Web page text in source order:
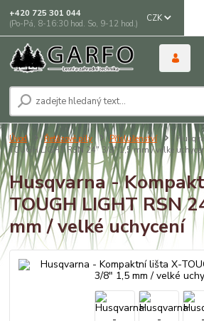
CZK
+420 725 301 044
(Po-Pá, 8-16:30 hod. So, 9-12 hod.)
Úvod Řetězové pily Příslušenství
TOUGH LIGHT RSN 24" 3/8" 1,5 mm / velké
Husqvarna -
TOUGH LIGHT RSN
mm / velké uchycení